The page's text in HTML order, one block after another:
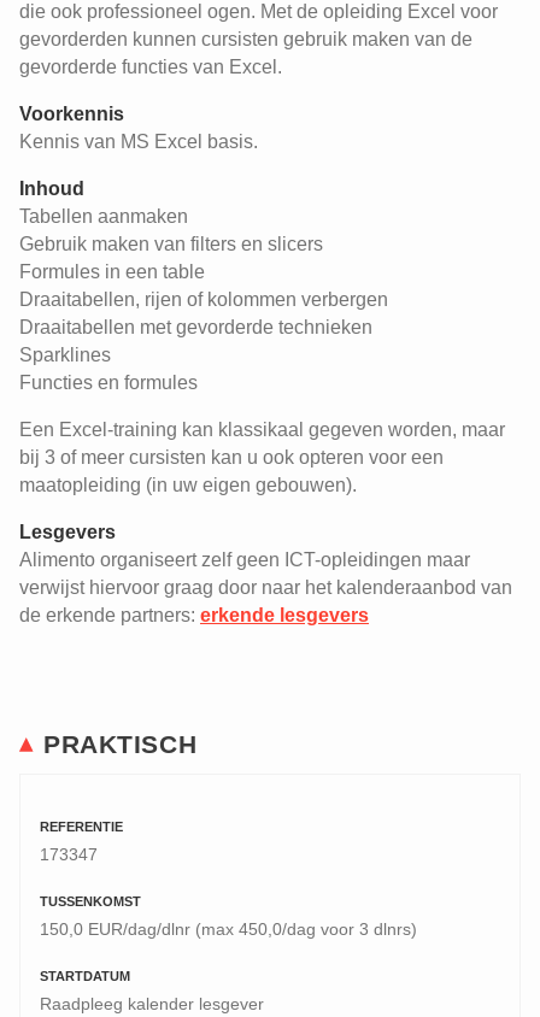
die ook professioneel ogen. Met de opleiding Excel voor
gevorderden kunnen cursisten gebruik maken van de
gevorderde functies van Excel.
Voorkennis
Kennis van MS Excel basis.
Inhoud
Tabellen aanmaken
Gebruik maken van filters en slicers
Formules in een table
Draaitabellen, rijen of kolommen verbergen
Draaitabellen met gevorderde technieken
Sparklines
Functies en formules
Een Excel-training kan klassikaal gegeven worden, maar
bij 3 of meer cursisten kan u ook opteren voor een
maatopleiding (in uw eigen gebouwen).
Lesgevers
Alimento organiseert zelf geen ICT-opleidingen maar
verwijst hiervoor graag door naar het kalenderaanbod van
de erkende partners: erkende lesgevers
PRAKTISCH
REFERENTIE
173347
TUSSENKOMST
150,0 EUR/dag/dlnr (max 450,0/dag voor 3 dlnrs)
STARTDATUM
Raadpleeg kalender lesgever